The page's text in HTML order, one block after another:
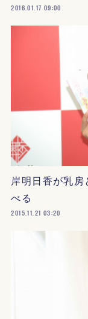
2016.01.17 09:00
岸明日香が乳
べる
2015.11.21 03:20